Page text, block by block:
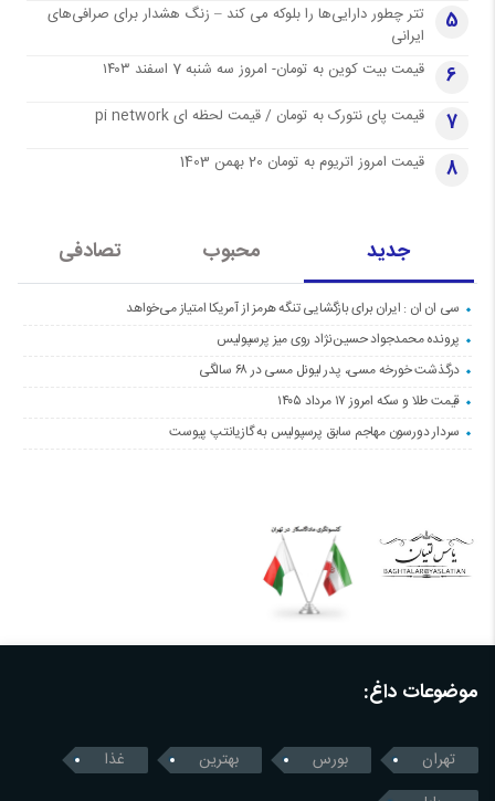
5
تتر چطور دارایی‌ها را بلوکه می کند – زنگ هشدار برای صرافی‌های
ایرانی
6 قیمت بیت کوین به تومان- امروز سه شنبه 7 اسفند ۱۴۰۳
7 قیمت پای نتورک به تومان / قیمت لحظه ای pi network
8 قیمت امروز اتریوم به تومان 20 بهمن 1403
جدید محبوب تصادفی
سی ان ان : ایران برای بازگشایی تنگه هرمز از آمریکا امتیاز می‌خواهد
پرونده محمدجواد حسین‌نژاد روی میز پرسپولیس
درگذشت خورخه مسی، پدر لیونل مسی در ۶۸ سالگی
قیمت طلا و سکه امروز ۱۷ مرداد ۱۴۰۵
سردار دورسون مهاجم سابق پرسپولیس به گازیانتپ پیوست
موضوعات داغ:
تهران بورس بهترین
غذا